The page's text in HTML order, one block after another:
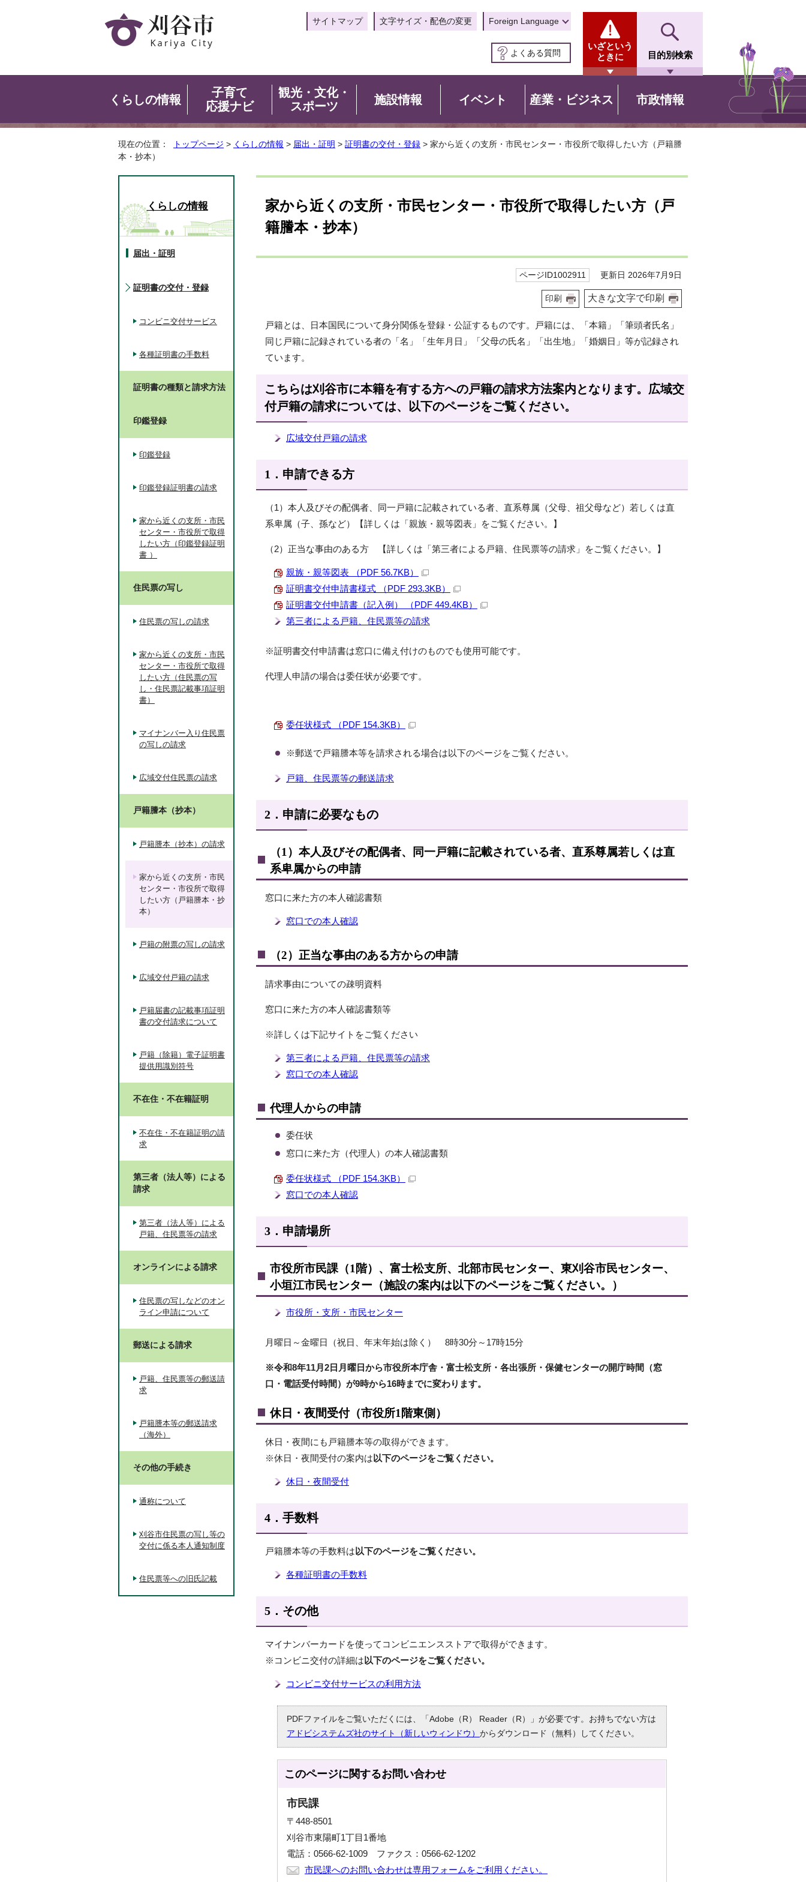
サイトマップ 文字サイズ・配色の変更 Foreign Language
よくある質問
いざという
ときに
目的別検索
くらしの情報
子育て
応援ナビ
観光・文化・
スポーツ
施設情報 イベント 産業・ビジネス 市政情報
現在の位置： トップページ > くらしの情報 > 届出・証明 > 証明書の交付・登録 > 家から近くの支所・市民センター・市役所で取得したい方（戸籍謄
本・抄本）
家から近くの支所・市民センター・市役所で取得したい方（戸
籍謄本・抄本）
ページID1002911 更新日 2026年7月9日
印刷 大きな文字で印刷
戸籍とは、日本国民について身分関係を登録・公証するものです。戸籍には、「本籍」「筆頭者氏名」
同じ戸籍に記録されている者の「名」「生年月日」「父母の氏名」「出生地」「婚姻日」等が記録され
ています。
こちらは刈谷市に本籍を有する方への戸籍の請求方法案内となります。広域交
付戸籍の請求については、以下のページをご覧ください。
広域交付戸籍の請求
1．申請できる方
（1）本人及びその配偶者、同一戸籍に記載されている者、直系尊属（父母、祖父母など）若しくは直
系卑属（子、孫など）【詳しくは「親族・親等図表」をご覧ください。】
（2）正当な事由のある方 【詳しくは「第三者による戸籍、住民票等の請求」をご覧ください。】
親族・親等図表 （PDF 56.7KB）
証明書交付申請書様式 （PDF 293.3KB）
証明書交付申請書（記入例） （PDF 449.4KB）
第三者による戸籍、住民票等の請求
※証明書交付申請書は窓口に備え付けのものでも使用可能です。
代理人申請の場合は委任状が必要です。
委任状様式 （PDF 154.3KB）
※郵送で戸籍謄本等を請求される場合は以下のページをご覧ください。
戸籍、住民票等の郵送請求
2．申請に必要なもの
（1）本人及びその配偶者、同一戸籍に記載されている者、直系尊属若しくは直
系卑属からの申請
窓口に来た方の本人確認書類
窓口での本人確認
（2）正当な事由のある方からの申請
請求事由についての疎明資料
窓口に来た方の本人確認書類等
※詳しくは下記サイトをご覧ください
第三者による戸籍、住民票等の請求
窓口での本人確認
代理人からの申請
委任状
窓口に来た方（代理人）の本人確認書類
委任状様式 （PDF 154.3KB）
窓口での本人確認
3．申請場所
市役所市民課（1階）、富士松支所、北部市民センター、東刈谷市民センター、
小垣江市民センター（施設の案内は以下のページをご覧ください。）
市役所・支所・市民センター
月曜日～金曜日（祝日、年末年始は除く） 8時30分～17時15分
※令和8年11月2日月曜日から市役所本庁舎・富士松支所・各出張所・保健センターの開庁時間（窓
口・電話受付時間）が9時から16時までに変わります。
休日・夜間受付（市役所1階東側）
休日・夜間にも戸籍謄本等の取得ができます。
※休日・夜間受付の案内は 以下のページをご覧ください。
休日・夜間受付
4．手数料
戸籍謄本等の手数料は 以下のページをご覧ください。
各種証明書の手数料
5．その他
マイナンバーカードを使ってコンビニエンスストアで取得ができます。
※コンビニ交付の詳細は 以下のページをご覧ください。
コンビニ交付サービスの利用方法
PDFファイルをご覧いただくには、「Adobe（R） Reader（R）」が必要です。お持ちでない方は
アドビシステムズ社のサイト（新しいウィンドウ） からダウンロード（無料）してください。
このページに関するお問い合わせ
市民課
〒448-8501
刈谷市東陽町1丁目1番地
電話：0566-62-1009 ファクス：0566-62-1202
市民課へのお問い合わせは専用フォームをご利用ください。
くらしの情報
届出・証明
証明書の交付・登録
コンビニ交付サービス
各種証明書の手数料
証明書の種類と請求方法
印鑑登録
印鑑登録
印鑑登録証明書の請求
家から近くの支所・市民
センター・市役所で取得
したい方（印鑑登録証明
書 ）
住民票の写し
住民票の写しの請求
家から近くの支所・市民
センター・市役所で取得
したい方（住民票の写
し・住民票記載事項証明
書）
マイナンバー入り住民票
の写しの請求
広域交付住民票の請求
戸籍謄本（抄本）
戸籍謄本（抄本）の請求
家から近くの支所・市民
センター・市役所で取得
したい方（戸籍謄本・抄
本）
戸籍の附票の写しの請求
広域交付戸籍の請求
戸籍届書の記載事項証明
書の交付請求について
戸籍（除籍）電子証明書
提供用識別符号
不在住・不在籍証明
不在住・不在籍証明の請
求
第三者（法人等）による
請求
第三者（法人等）による
戸籍、住民票等の請求
オンラインによる請求
住民票の写しなどのオン
ライン申請について
郵送による請求
戸籍、住民票等の郵送請
求
戸籍謄本等の郵送請求
（海外）
その他の手続き
通称について
刈谷市住民票の写し等の
交付に係る本人通知制度
住民票等への旧氏記載